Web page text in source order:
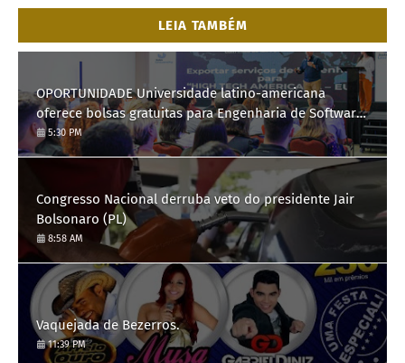
LEIA TAMBÉM
OPORTUNIDADE Universidade latino-americana
oferece bolsas gratuitas para Engenharia de Software;
saiba como se candidatar
5:30 PM
Congresso Nacional derruba veto do presidente Jair
Bolsonaro (PL)
8:58 AM
Vaquejada de Bezerros.
11:39 PM